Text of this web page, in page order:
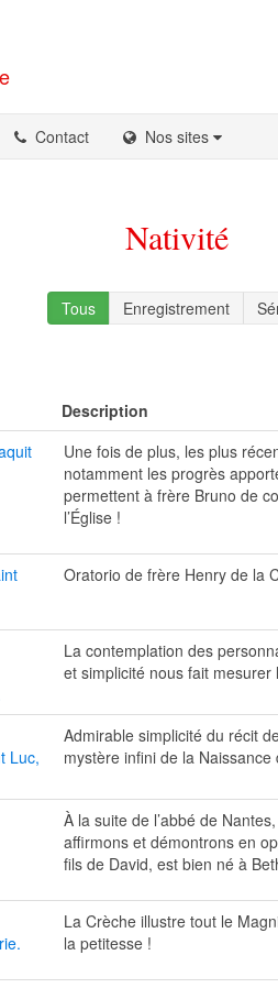
Contact Nos sites
Nativité
Tous Enregistrement
Description
Une fois de plus, les plus
notamment les progrès
permettent à frère Bruno de
l’Église !
Oratorio de frère Henry de la
La contemplation des
et simplicité nous fait mesurer
Luc,
Admirable simplicité du récit
mystère infini de la Naissance
À la suite de l’abbé de
affirmons et démontrons en
fils de David, est bien né à
La Crèche illustre tout le
la petitesse !